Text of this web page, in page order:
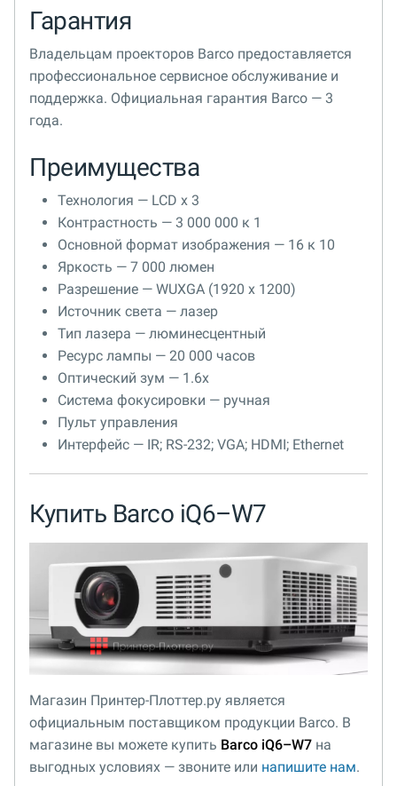
Гарантия
Владельцам проекторов Barco предоставляется
профессиональное сервисное обслуживание и
поддержка. Официальная гарантия Barco — 3
года.
Преимущества
Технология — LCD x 3
Контрастность — 3 000 000 к 1
Основной формат изображения — 16 к 10
Яркость — 7 000 люмен
Разрешение — WUXGA (1920 x 1200)
Источник света — лазер
Тип лазера — люминесцентный
Ресурс лампы — 20 000 часов
Оптический зум — 1.6x
Система фокусировки — ручная
Пульт управления
Интерфейс — IR; RS-232; VGA; HDMI; Ethernet
Купить Barco iQ6–W7
Магазин Принтер-Плоттер.ру является
официальным поставщиком продукции Barco. В
магазине вы можете купить Barco iQ6–W7 на
выгодных условиях — звоните или напишите нам.